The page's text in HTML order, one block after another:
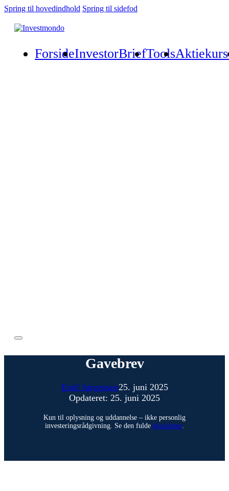
Spring til hovedindhold Spring til sidefod
ForsideInvestorBriefTools
Gavebrev
Emil Jørgensen25. juni 2025
Opdateret: 25. juni 2025
Kun til oplysning og uddannelse – ikke personlig
investeringsrådgivning. Se den fulde disclaimer.